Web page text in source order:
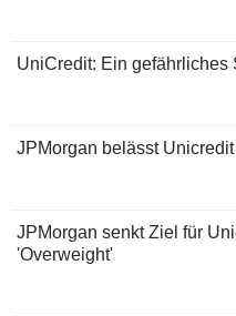
UniCredit: Ein gefährliches
JPMorgan belässt
JPMorgan senkt Ziel für
'Overweight'